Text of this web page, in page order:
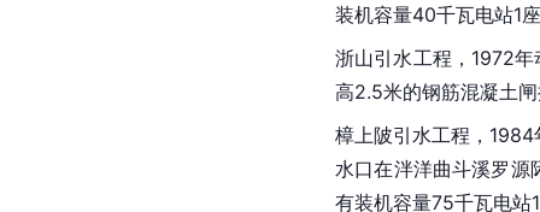
装机容量40千瓦电站1
浙山引水工程，1972
高2.5米的钢筋混凝土
樟上陂引水工程，
水口在泮洋曲斗溪罗
有装机容量75千瓦电站